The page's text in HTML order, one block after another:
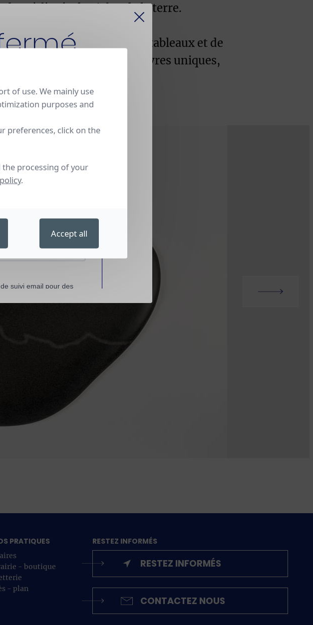
à l’orée du ciel et de la terre.
de nouvelles formes de tableaux et de
ensemble de dix-huit œuvres uniques,
PRATIQUES
- boutique
- plan
RESTEZ INFORMÉS
RESTEZ INFORMÉS
CONTACTEZ NOUS
La Manufacture continue
sur réservation.
of use. We mainly use
purposes and
preferences, click on the
the processing of your
.
Accept all